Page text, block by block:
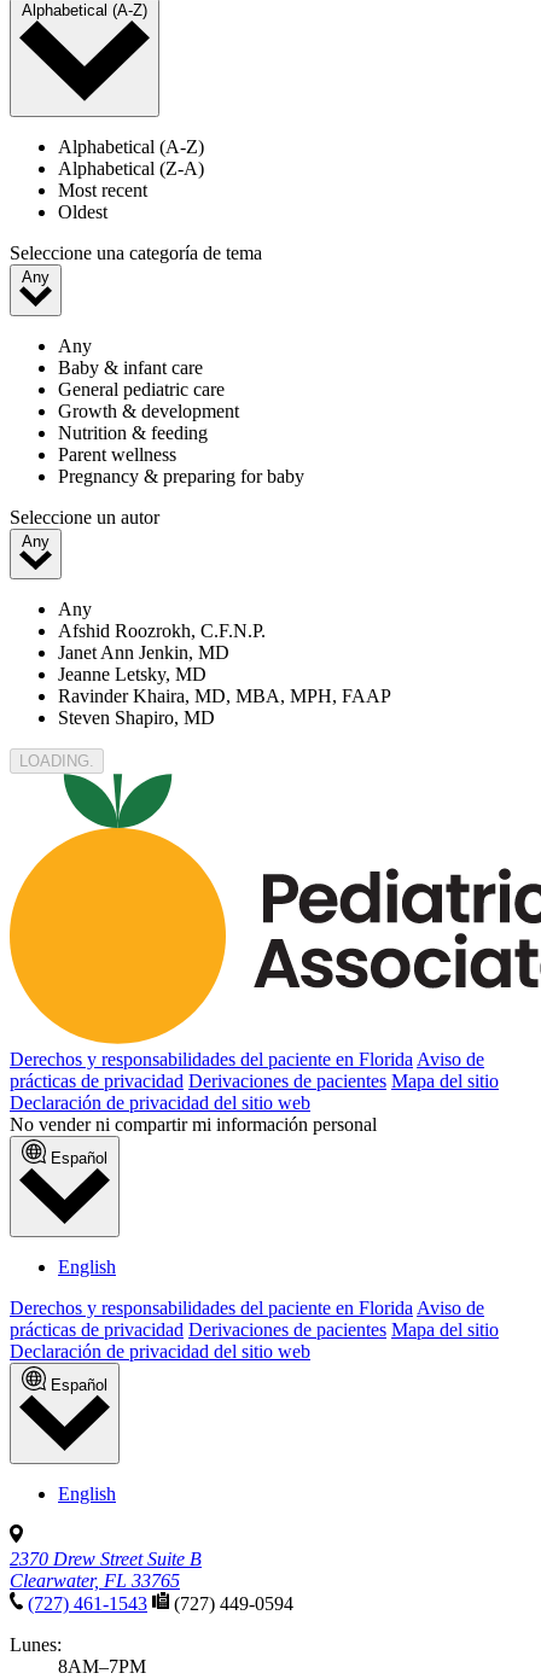
Alphabetical (A-Z)
Alphabetical (A-Z)
Alphabetical (Z-A)
Most recent
Oldest
Seleccione una categoría de tema
Any
Any
Baby & infant care
General pediatric care
Growth & development
Nutrition & feeding
Parent wellness
Pregnancy & preparing for baby
Seleccione un autor
Any
Any
Afshid Roozrokh, C.F.N.P.
Janet Ann Jenkin, MD
Jeanne Letsky, MD
Ravinder Khaira, MD, MBA, MPH, FAAP
Steven Shapiro, MD
LOADING
Derechos y responsabilidades del paciente en FloridaAviso de
prácticas de privacidad Derivaciones de pacientes Mapa del sitio
Declaración de privacidad del sitio web
No vender ni compartir mi información personal
Español
English
Derechos y responsabilidades del paciente en Florida Aviso de
prácticas de privacidad Derivaciones de pacientes Mapa del sitio
Declaración de privacidad del sitio web
Español
English
2370 Drew Street Suite B
Clearwater, FL 33765
(727) 461-1543
(727) 449-0594
Lunes:
8AM–7PM